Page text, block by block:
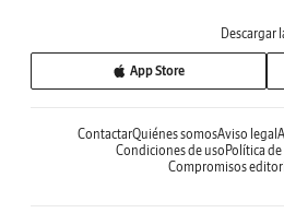
Descargar
App Store
ContactarQuiénes somosAviso legal
Condiciones de uso Política
Compromisos